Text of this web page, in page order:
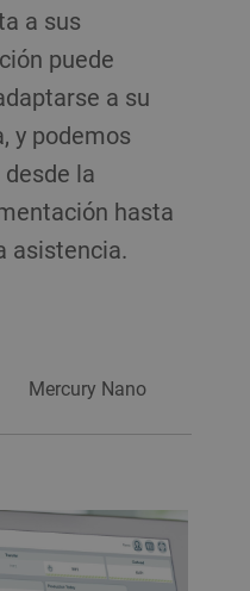
a sus
puede
a su
y podemos
la
hasta
asistencia.
Mercury Nano